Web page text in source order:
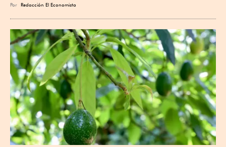
Por Redacción El Economista